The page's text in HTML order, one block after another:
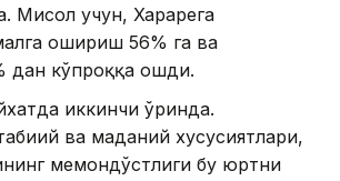
Мисол учун, Харарега
ошириш 56% га ва
дан кўпроққа ошди.
иккинчи ўринда.
ва маданий хусусиятлари,
меҳмондўстлиги бу юртни